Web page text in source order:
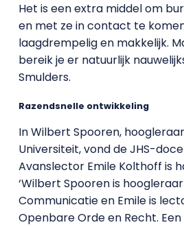
Het is een extra middel om
en met ze in contact te
laagdrempelig en makkelijk.
bereik je er natuurlijk
Smulders.
Razendsnelle ontwikkeling
In Wilbert Spooren,
Universiteit, vond de JHS-
Avanslector Emile Kolthoff is
‘Wilbert Spooren is
Communicatie en Emile is
Openbare Orde en Recht.